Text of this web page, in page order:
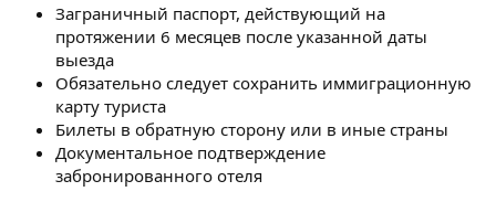
Заграничный паспорт, действующий на
протяжении 6 месяцев после указанной даты
выезда
Обязательно следует сохранить иммиграционную
карту туриста
Билеты в обратную сторону или в иные страны
Документальное подтверждение
забронированного отеля